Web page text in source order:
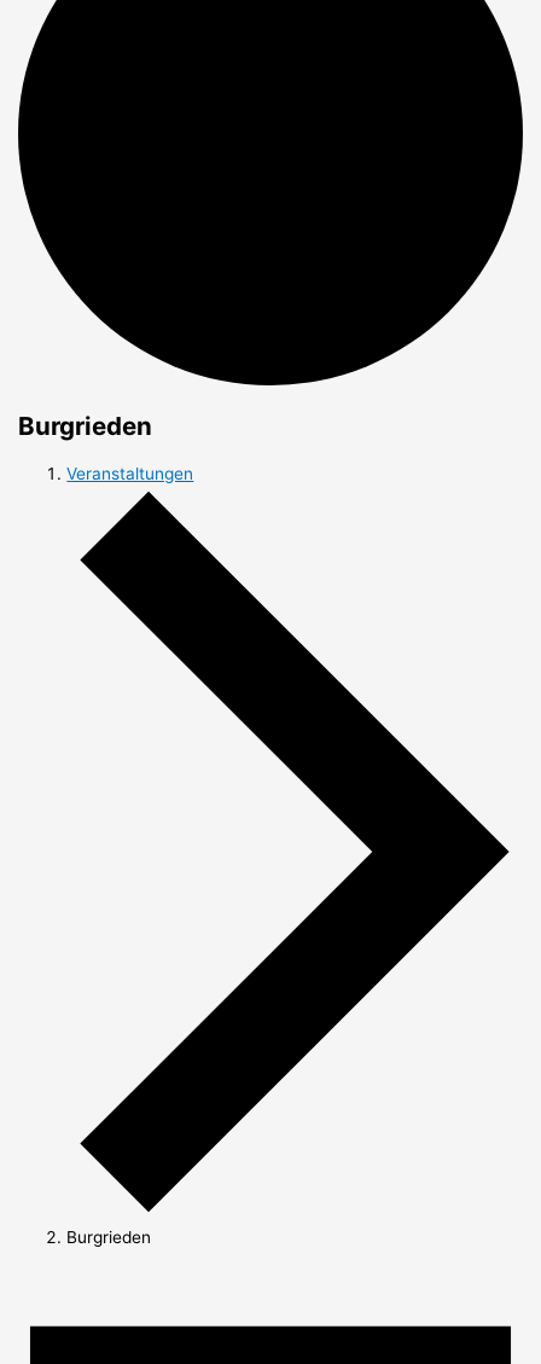
Burgrieden
Veranstaltungen
Burgrieden